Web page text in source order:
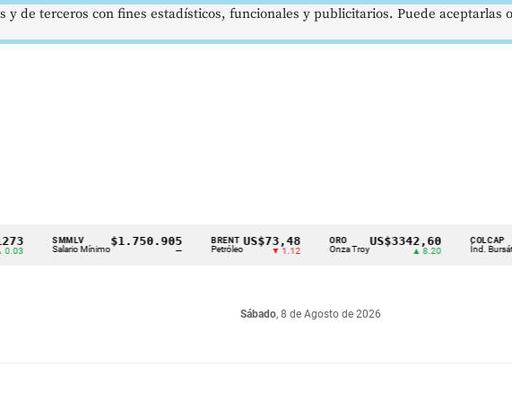
SMMLV
Salario Mínimo
$1.750.905 BRENT
Petróleo
US$73,48
▼ 1.12
ORO
Onza Troy
US$3342,60 COLCAP
Índ. Bursátil
Sábado, 8 de Agosto de 2026
y de terceros con fines estadísticos, funcionales y publicitarios. Puede aceptarlas